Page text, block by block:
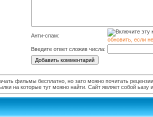
Анти-спам:
обновить, если
Введите ответ сложив числа:
фильмы бесплатно, но зато можно почитать
на которые тут можно найти. Сайт являет собой